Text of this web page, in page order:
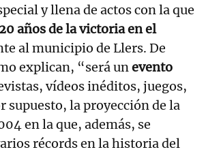
y llena de actos con la que
años de la victoria en el
al municipio de Llers. De
explican, “será unevento
vídeos inéditos, juegos,
supuesto, la proyección de la
en la que, además, se
récords en la historia del